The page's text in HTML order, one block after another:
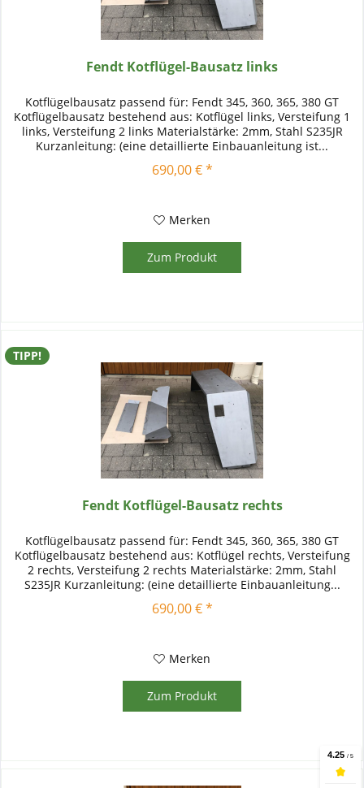
Fendt Kotflügel-Bausatz links
Kotflügelbausatz passend für: Fendt 345, 360, 365, 380 GT
Kotflügelbausatz bestehend aus: Kotflügel links, Versteifung 1
links, Versteifung 2 links Materialstärke: 2mm, Stahl S235JR
Kurzanleitung: (eine detaillierte Einbauanleitung ist...
690,00 € *
Merken
Zum Produkt
TIPP!
Fendt Kotflügel-Bausatz rechts
Kotflügelbausatz passend für: Fendt 345, 360, 365, 380 GT
Kotflügelbausatz bestehend aus: Kotflügel rechts, Versteifung
2 rechts, Versteifung 2 rechts Materialstärke: 2mm, Stahl
S235JR Kurzanleitung: (eine detaillierte Einbauanleitung...
690,00 € *
Merken
Zum Produkt